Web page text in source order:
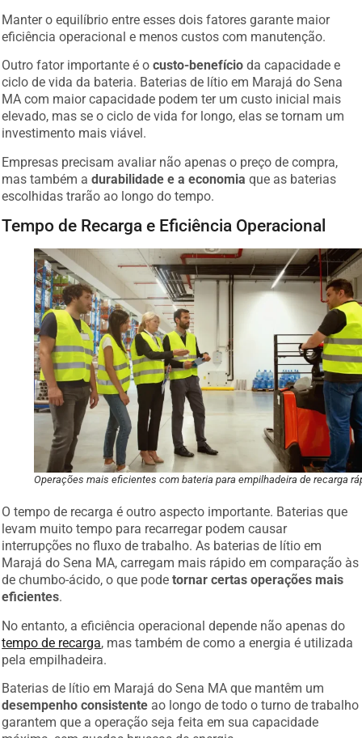
Manter o equilíbrio entre esses dois fatores garante maior
eficiência operacional e menos custos com manutenção.
Outro fator importante é ocusto-benefício da capacidade e
ciclo de vida da bateria. Baterias de lítio em Marajá do Sena
MA com maior capacidade podem ter um custo inicial mais
elevado, mas se o ciclo de vida for longo, elas se tornam um
investimento mais viável.
Empresas precisam avaliar não apenas o preço de compra,
mas também adurabilidade e a economia que as baterias
escolhidas trarão ao longo do tempo.
Tempo de Recarga e Eficiência Operacional
Operações mais eficientes com bateria para empilhadeira de recarga
O tempo de recarga é outro aspecto importante. Baterias que
levam muito tempo para recarregar podem causar
interrupções no fluxo de trabalho. As baterias de lítio em
Marajá do Sena MA, carregam mais rápido em comparação às
de chumbo-ácido, o que podetornar certas operações mais
eficientes.
No entanto, a eficiência operacional depende não apenas do
tempo de recarga, mas também de como a energia é utilizada
pela empilhadeira.
Baterias de lítio em Marajá do Sena MA que mantêm um
desempenho consistente ao longo de todo o turno de trabalho
garantem que a operação seja feita em sua capacidade